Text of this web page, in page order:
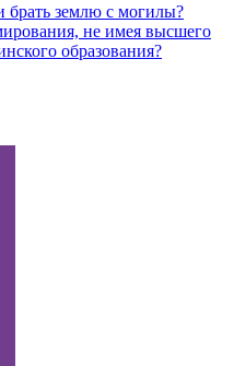
землю с могилы?
не имея высшего
образования?